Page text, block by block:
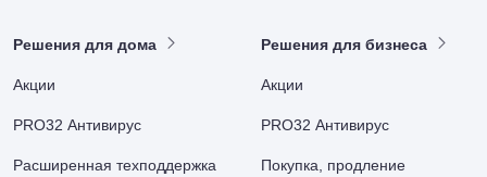
Решения для дома
Акции
PRO32 Антивирус
Расширенная техподдержка
Решения для бизнеса
Акции
PRO32 Антивирус
Покупка, продление